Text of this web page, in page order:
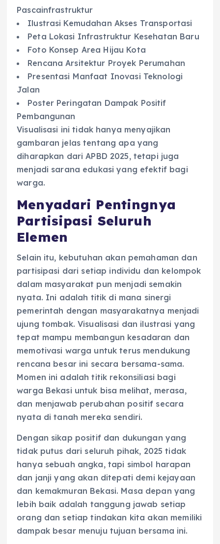
Pascainfrastruktur
Ilustrasi Kemudahan Akses Transportasi
Peta Lokasi Infrastruktur Kesehatan Baru
Foto Konsep Area Hijau Kota
Rencana Arsitektur Proyek Perumahan
Presentasi Manfaat Inovasi Teknologi
Jalan
Poster Peringatan Dampak Positif
Pembangunan
Visualisasi ini tidak hanya menyajikan
gambaran jelas tentang apa yang
diharapkan dari APBD 2025, tetapi juga
menjadi sarana edukasi yang efektif bagi
warga.
Menyadari Pentingnya
Partisipasi Seluruh
Elemen
Selain itu, kebutuhan akan pemahaman dan
partisipasi dari setiap individu dan kelompok
dalam masyarakat pun menjadi semakin
nyata. Ini adalah titik di mana sinergi
pemerintah dengan masyarakatnya menjadi
ujung tombak. Visualisasi dan ilustrasi yang
tepat mampu membangun kesadaran dan
memotivasi warga untuk terus mendukung
rencana besar ini secara bersama-sama.
Momen ini adalah titik rekonsiliasi bagi
warga Bekasi untuk bisa melihat, merasa,
dan menjawab perubahan positif secara
nyata di tanah mereka sendiri.
Dengan sikap positif dan dukungan yang
tidak putus dari seluruh pihak, 2025 tidak
hanya sebuah angka, tapi simbol harapan
dan janji yang akan ditepati demi kejayaan
dan kemakmuran Bekasi. Masa depan yang
lebih baik adalah tanggung jawab setiap
orang dan setiap tindakan kita akan memiliki
dampak besar menuju tujuan bersama ini.